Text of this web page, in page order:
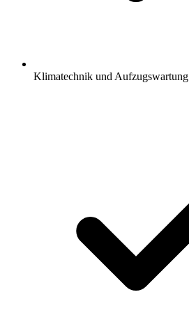
Klimatechnik und Aufzugswartung